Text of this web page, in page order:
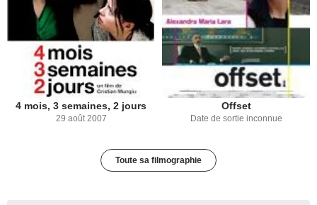
4 mois, 3 semaines, 2 jours
29 août 2007
Offset
Date de sortie inconnue
Toute sa filmographie